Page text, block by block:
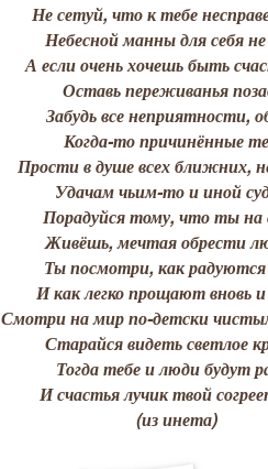
Не сетуй, что к тебе
Небесной манны для себя
А если очень хочешь быть
Оставь переживанья
Забудь все неприятности,
Когда-то причинённые
Прости в душе всех ближних,
Удачам чьим-то и иной
Порадуйся тому, что ты на
Живёшь, мечтая обрести
Ты посмотри, как
И как легко прощают вновь и
Смотри на мир по-детски
Старайся видеть светлое
Тогда тебе и люди будут
И счастья лучик твой
(из инета)